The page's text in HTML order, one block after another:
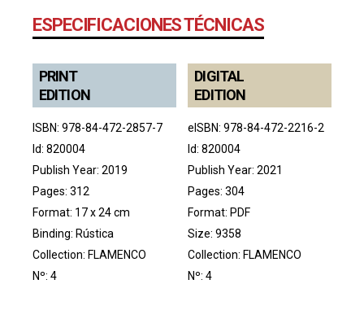
ESPECIFICACIONES TÉCNICAS
PRINT
EDITION
ISBN: 978-84-472-2857-7
Id: 820004
Publish Year: 2019
Pages: 312
Format: 17 x 24 cm
Binding: Rústica
Collection: FLAMENCO
Nº: 4
DIGITAL
EDITION
eISBN: 978-84-472-2216-2
Id: 820004
Publish Year: 2021
Pages: 304
Format: PDF
Size: 9358
Collection:FLAMENCO
Nº: 4